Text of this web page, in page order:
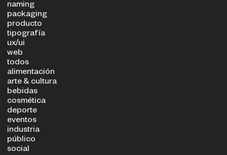
naming
packaging
producto
tipografía
ux/ui
web
todos
alimentación
arte & cultura
bebidas
cosmética
deporte
eventos
industria
público
social